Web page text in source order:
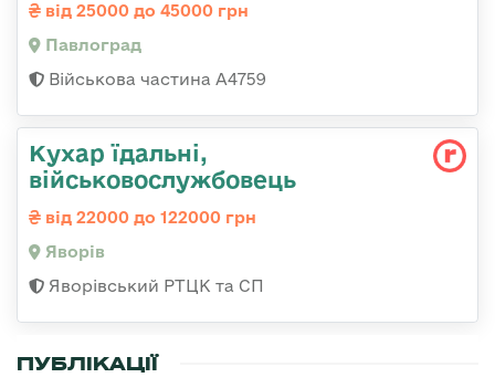
від 25000 до 45000 грн
Павлоград
Військова частина А4759
Кухар їдальні,
військовослужбовець
від 22000 до 122000 грн
Яворів
Яворівський РТЦК та СП
ПУБЛІКАЦІЇ